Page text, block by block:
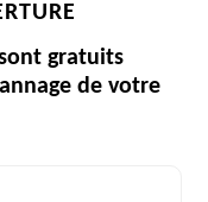
gratuits
de votre